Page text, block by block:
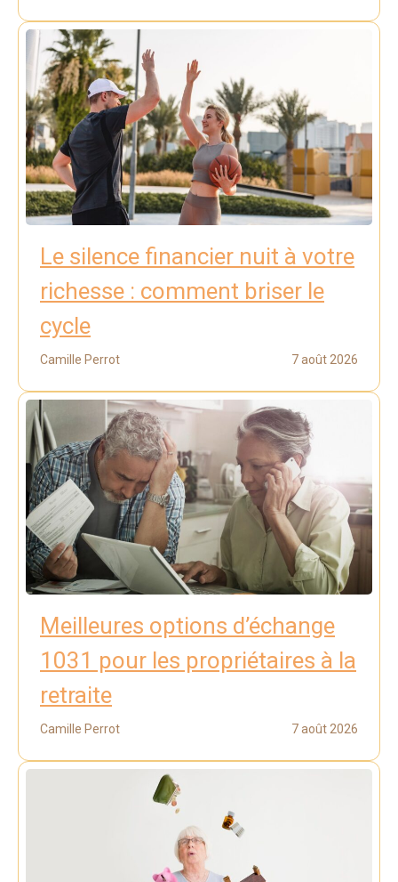
Le silence financier nuit à votre
richesse : comment briser le
cycle
Camille Perrot 7 août 2026
Meilleures options d’échange
1031 pour les propriétaires à la
retraite
Camille Perrot 7 août 2026